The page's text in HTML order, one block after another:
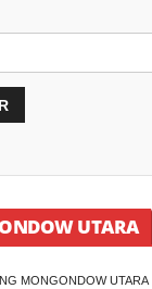
UTARA
MONGONDOW UTARA